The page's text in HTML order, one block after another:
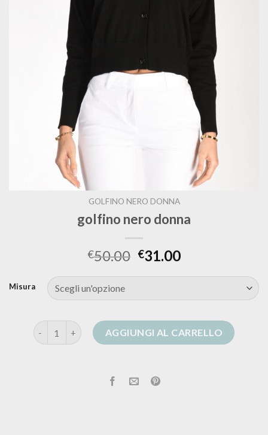
GOLFINO NERO DONNA
golfino nero donna
€50.00 €31.00
Misura
golfino nero donna quantitàAGGIUNGI AL CARRELLO